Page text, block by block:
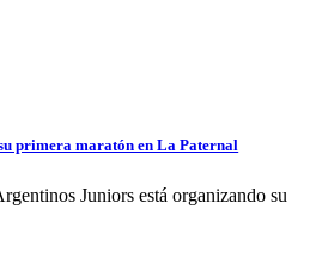
primera maratón en La Paternal
Juniors está organizando su